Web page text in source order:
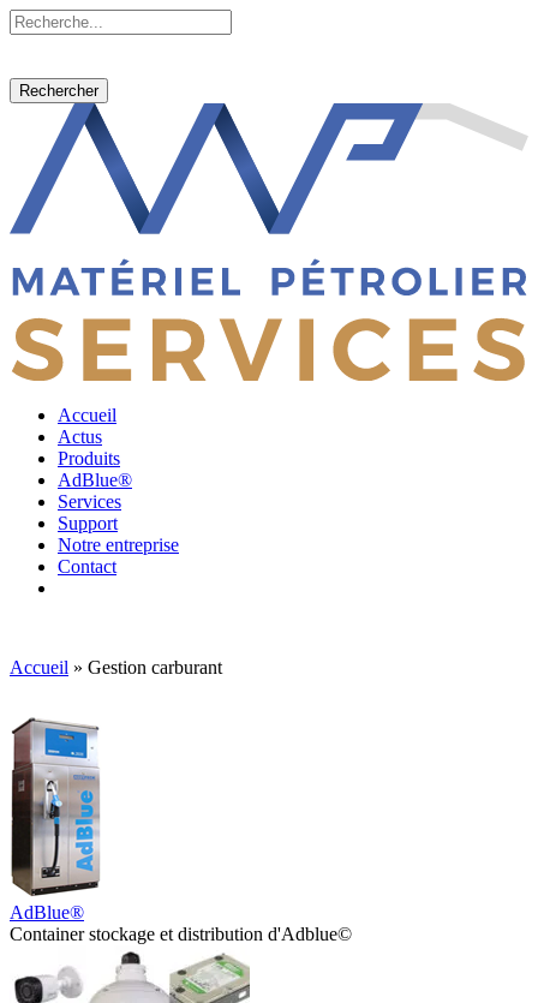
Rechercher
Accueil
Actus
Produits
AdBlue®
Services
Support
Notre entreprise
Contact
Accueil » Gestion carburant
AdBlue®
Container stockage et distribution d'Adblue©